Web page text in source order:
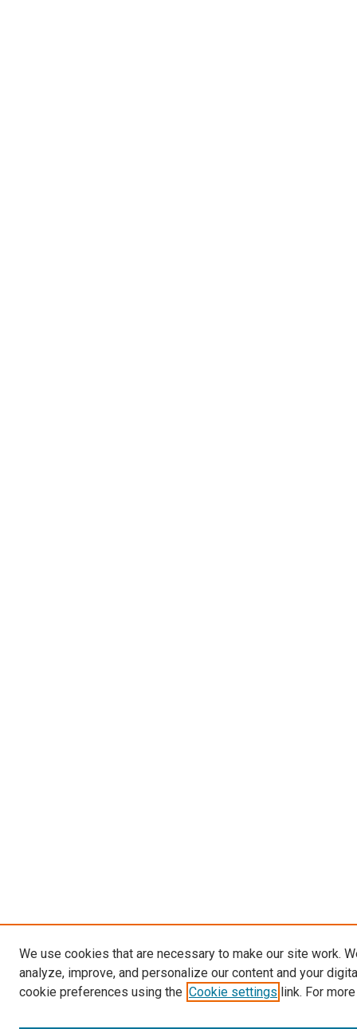
We use cookies that are necessary to make our site work.
analyze, improve, and personalize our content and your
cookie preferences using the Cookie settings link. For